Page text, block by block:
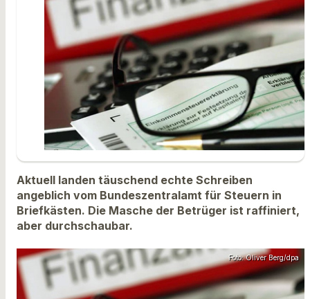
Aktuell landen täuschend echte Schreiben
angeblich vom Bundeszentralamt für Steuern in
Briefkästen. Die Masche der Betrüger ist raffiniert,
aber durchschaubar.
Foto: Oliver Berg/dpa